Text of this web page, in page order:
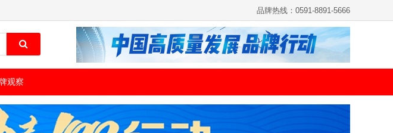
品牌热线：0591-8891-5666
观察